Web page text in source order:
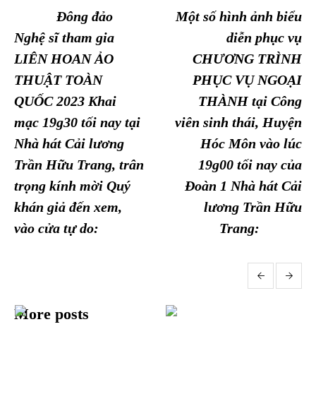
Đông đảo
Nghệ sĩ tham gia
LIÊN HOAN ẢO
THUẬT TOÀN
QUỐC 2023 Khai
mạc 19g30 tối nay tại
Nhà hát Cải lương
Trần Hữu Trang, trân
trọng kính mời Quý
khán giả đến xem,
vào cửa tự do:
Một số hình ảnh biểu
diễn phục vụ
CHƯƠNG TRÌNH
PHỤC VỤ NGOẠI
THÀNH tại Công
viên sinh thái, Huyện
Hóc Môn vào lúc
19g00 tối nay của
Đoàn 1 Nhà hát Cải
lương Trần Hữu
Trang:
More posts